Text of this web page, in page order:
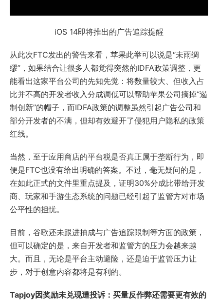
iOS 14即将推出的广告追踪提醒
从此次FTC发出的警告来看，苹果此举可以说是“未雨绸
缪”，如果结合让很多人都觉得突然的IDFA政策调整，更
能看出这家平台公司的先知先觉：将数量较大、但收入占
比并不高的开发者收入分成调低可以帮助苹果公司摘掉“遏
制创新”的帽子，而IDFA政策的调整虽然引起广告公司和
部分开发者的不满，但却有效避开了侵犯用户隐私的政策
红线。
当然，至于应用商店的平台税是否真正属于垄断行为，即
便是FTC也没有给出明确的答案。不过，毫无疑问的是，
在如此正式的文件里重点提及，证明30%分成比带给开发
商、玩家和手游生态系统的问题已经引起了监管方对市场
公平性的担忧。
目前，谷歌还未跟进抽成与广告追踪限制等方面的政策，
但可以确定的是，来自开发者和监管方的压力会越来越
大。而且，无论是平台主动避险，还是迫于监管压力让
步，对于创意内容都将是有利的。
Tapjoy因奖励未兑现遭投诉：买量反作弊还需要更有效的